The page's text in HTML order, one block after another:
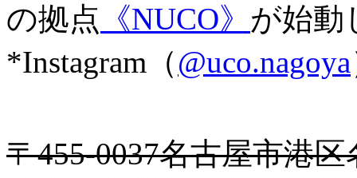
の拠点 《NUCO》 が始動
*Instagram（@uco.nagoya
〒455-0037名古屋市港区